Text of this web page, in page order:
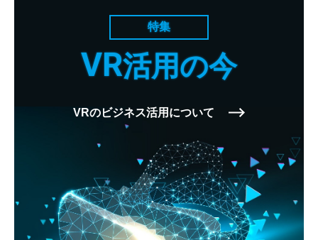
特集
VR活用の今
VRのビジネス活用について